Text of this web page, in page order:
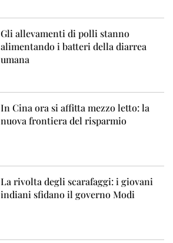
Gli allevamenti di polli stanno
alimentando i batteri della diarrea
umana
In Cina ora si affitta mezzo letto: la
nuova frontiera del risparmio
La rivolta degli scarafaggi: i giovani
indiani sfidano il governo Modi